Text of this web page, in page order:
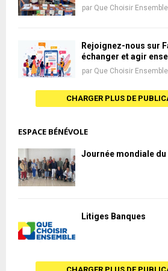
par Que Choisir
Rejoignez-nous sur
échanger et agir
par Que Choisir
CHARGER PLUS DE
ESPACE BÉNÉVOLE
Journée mondiale du
Litiges Banques